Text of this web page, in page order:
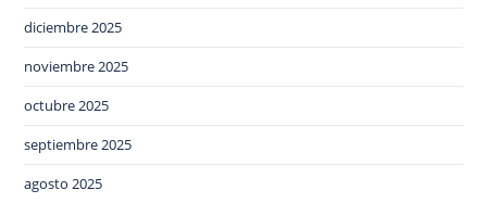
diciembre 2025
noviembre 2025
octubre 2025
septiembre 2025
agosto 2025